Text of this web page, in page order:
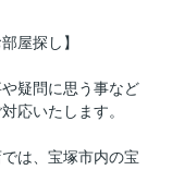
屋探し】
疑問に思う事など
応いたします。
は、宝塚市内の宝